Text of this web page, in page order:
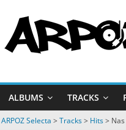
ARPOZ
Selecta
by
ARPOZ
&
ALBUMS TRACKS
ARPOZ Selecta > Tracks> Hits>